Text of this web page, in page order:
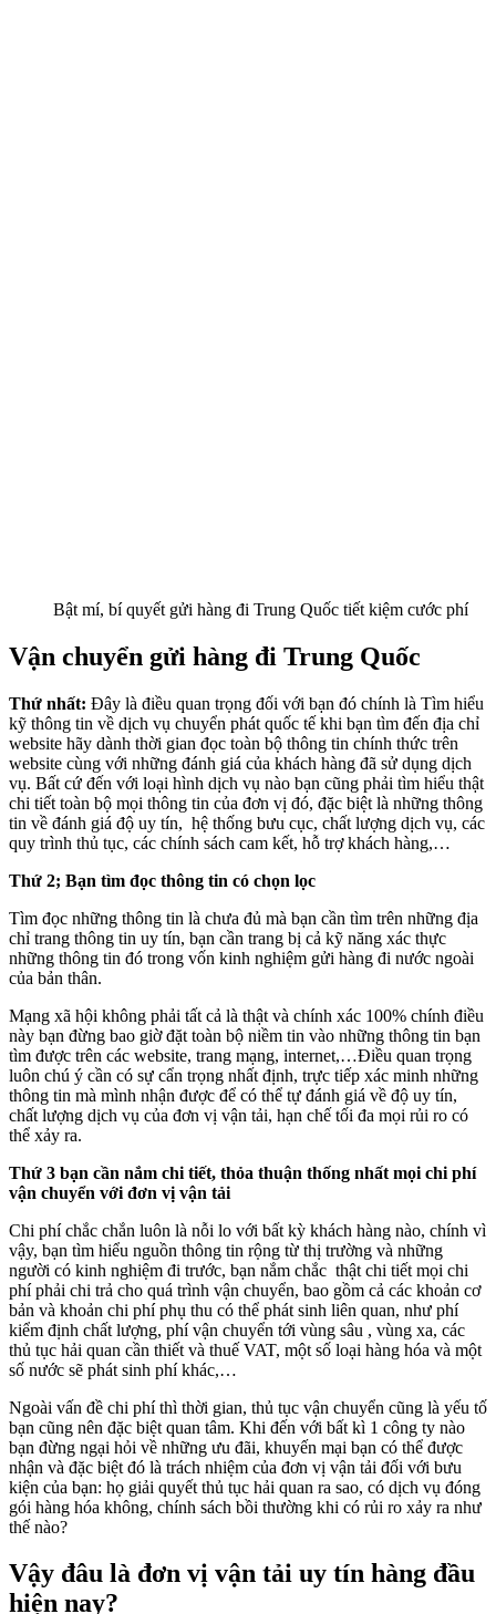
Bật mí, bí quyết gửi hàng đi Trung Quốc tiết kiệm cước phí
Vận chuyển gửi hàng đi Trung Quốc
Thứ nhất: Đây là điều quan trọng đối với bạn đó chính là Tìm hiểu
kỹ thông tin về dịch vụ chuyển phát quốc tế khi bạn tìm đến địa chỉ
website hãy dành thời gian đọc toàn bộ thông tin chính thức trên
website cùng với những đánh giá của khách hàng đã sử dụng dịch
vụ. Bất cứ đến với loại hình dịch vụ nào bạn cũng phải tìm hiểu thật
chi tiết toàn bộ mọi thông tin của đơn vị đó, đặc biệt là những thông
tin về đánh giá độ uy tín, hệ thống bưu cục, chất lượng dịch vụ, các
quy trình thủ tục, các chính sách cam kết, hỗ trợ khách hàng,…
Thứ 2; Bạn tìm đọc thông tin có chọn lọc
Tìm đọc những thông tin là chưa đủ mà bạn cần tìm trên những địa
chỉ trang thông tin uy tín, bạn cần trang bị cả kỹ năng xác thực
những thông tin đó trong vốn kinh nghiệm gửi hàng đi nước ngoài
của bản thân.
Mạng xã hội không phải tất cả là thật và chính xác 100% chính điều
này bạn đừng bao giờ đặt toàn bộ niềm tin vào những thông tin bạn
tìm được trên các website, trang mạng, internet,…Điều quan trọng
luôn chú ý cần có sự cẩn trọng nhất định, trực tiếp xác minh những
thông tin mà mình nhận được để có thể tự đánh giá về độ uy tín,
chất lượng dịch vụ của đơn vị vận tải, hạn chế tối đa mọi rủi ro có
thể xảy ra.
Thứ 3 bạn cần nắm chi tiết, thỏa thuận thống nhất mọi chi phí
vận chuyển với đơn vị vận tải
Chi phí chắc chắn luôn là nỗi lo với bất kỳ khách hàng nào, chính vì
vậy, bạn tìm hiểu nguồn thông tin rộng từ thị trường và những
người có kinh nghiệm đi trước, bạn nắm chắc thật chi tiết mọi chi
phí phải chi trả cho quá trình vận chuyển, bao gồm cả các khoản cơ
bản và khoản chi phí phụ thu có thể phát sinh liên quan, như phí
kiểm định chất lượng, phí vận chuyển tới vùng sâu , vùng xa, các
thủ tục hải quan cần thiết và thuế VAT, một số loại hàng hóa và một
số nước sẽ phát sinh phí khác,…
Ngoài vấn đề chi phí thì thời gian, thủ tục vận chuyển cũng là yếu tố
bạn cũng nên đặc biệt quan tâm. Khi đến với bất kì 1 công ty nào
bạn đừng ngại hỏi về những ưu đãi, khuyến mại bạn có thể được
nhận và đặc biệt đó là trách nhiệm của đơn vị vận tải đối với bưu
kiện của bạn: họ giải quyết thủ tục hải quan ra sao, có dịch vụ đóng
gói hàng hóa không, chính sách bồi thường khi có rủi ro xảy ra như
thế nào?
Vậy đâu là đơn vị vận tải uy tín hàng đầu
hiện nay?